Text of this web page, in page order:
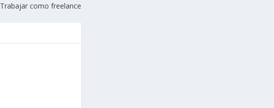
Trabajar como freelance